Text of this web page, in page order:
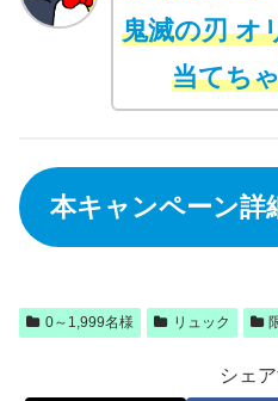
鬼滅の刃 オ
当てち
本キャンペーン詳
0～1,999名様 リュック
シェ